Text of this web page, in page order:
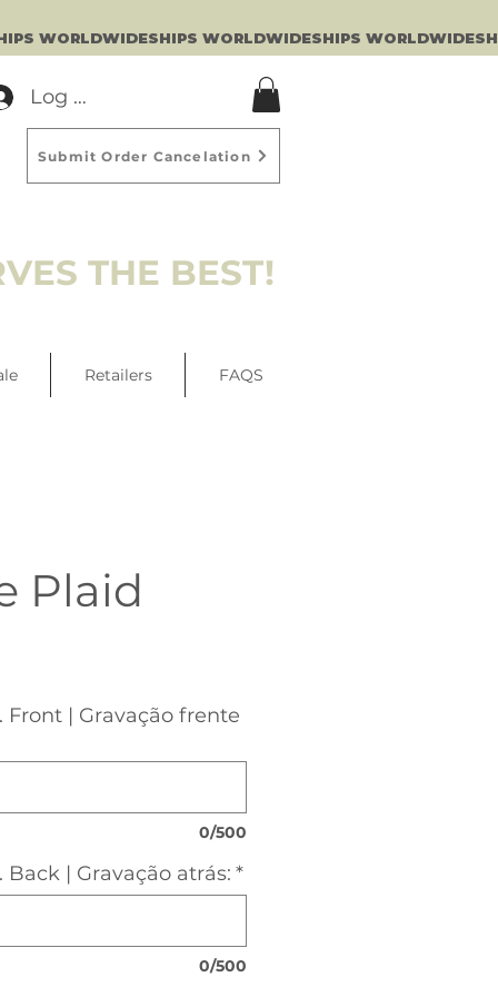
Log In
THE BEST!
Submit Order Cancelation
Retailers FAQS
Plaid
Front | Gravação frente
0/500
Back | Gravação atrás: *
0/500